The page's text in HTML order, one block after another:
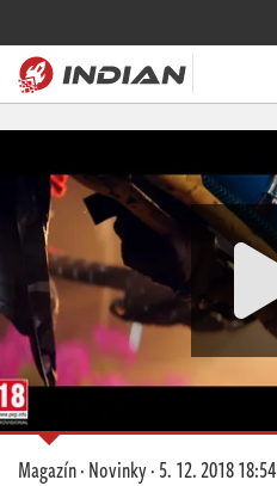
Recenze
Videa
Soutěže
Databáze
Komunita
Magazín·Novinky·5. 12. 2018 18:54